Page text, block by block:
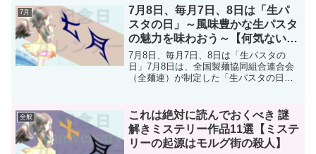
て、また毎月23日も同じ語呂合わせで、
全国のスーパー...
7月
7月8日、毎月7日、8日は「生パ
スタの日」～風味豊かな生パスタ
の魅力を味わおう～【何気ない今
日は何の日？】
7月8日、毎月7日、8日は「生パスタの
日」7月8日は、全国製麺協同組合連合会
（全麺連）が制定した「生パスタの日」
また、全麺連では毎月7日と8日も「生パ
スタの日」として...
全般
これは絶対に読んでおくべき 謎
解きミステリー作品11選【ミステ
リーの起源はモルグ街の殺人】